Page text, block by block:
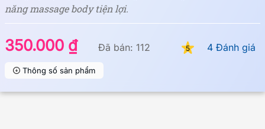
350.000 ₫ Đã bán: 112 5 4 Đánh giá
Thông số sản phẩm
năng massage body tiện lợi.